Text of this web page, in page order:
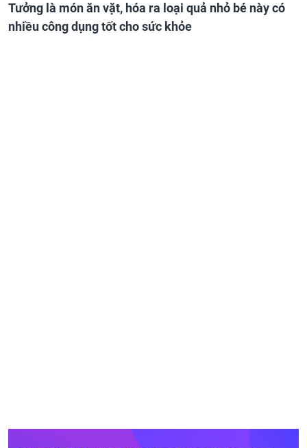
Tưởng là món ăn vặt, hóa ra loại quả nhỏ bé này có
nhiều công dụng tốt cho sức khỏe